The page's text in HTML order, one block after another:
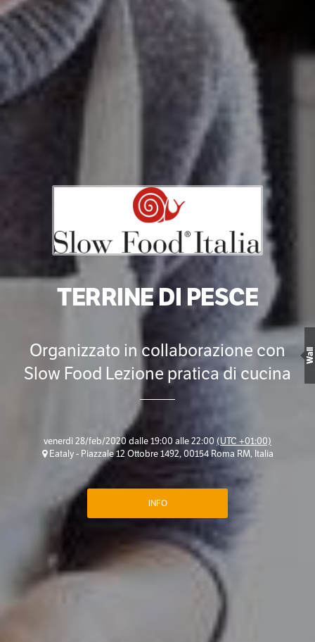
TERRINE DI PESCE
Organizzato in collaborazione con
Slow Food Lezione pratica di cucina
venerdì 28/feb/2020 dalle 19:00 alle 22:00 (UTC +01:00)
Eataly - Piazzale 12 Ottobre 1492, 00154 Roma RM, Italia
INFO
Wall